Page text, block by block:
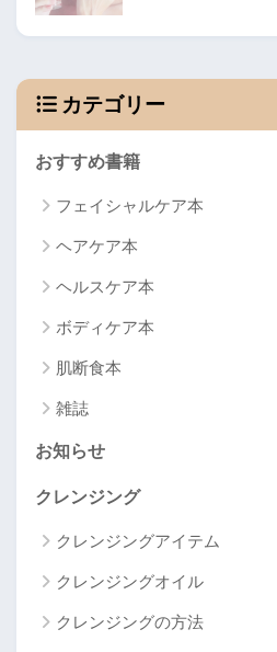
カテゴリー
おすすめ書籍
フェイシャルケア本
ヘアケア本
ヘルスケア本
ボディケア本
肌断食本
雑誌
お知らせ
クレンジング
クレンジングアイテム
クレンジングオイル
クレンジングの方法